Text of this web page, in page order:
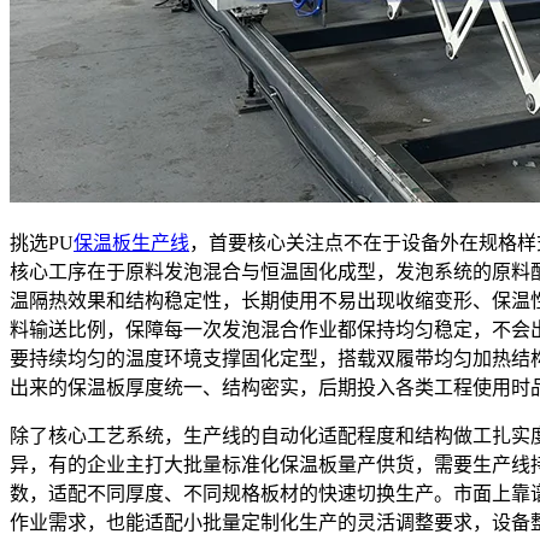
挑选PU保温板生产线，首要核心关注点不在于设备外在规格
核心工序在于原料发泡混合与恒温固化成型，发泡系统的原
温隔热效果和结构稳定性，长期使用不易出现收缩变形、保
料输送比例，保障每一次发泡混合作业都保持均匀稳定，不
要持续均匀的温度环境支撑固化定型，搭载双履带均匀加热
出来的保温板厚度统一、结构密实，后期投入各类工程使用
除了核心工艺系统，生产线的自动化适配程度和结构做工扎
异，有的企业主打大批量标准化保温板量产供货，需要生产
数，适配不同厚度、不同规格板材的快速切换生产。市面上
作业需求，也能适配小批量定制化生产的灵活调整要求，设